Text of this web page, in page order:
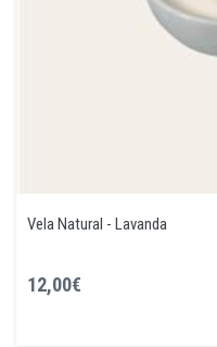
Vela Natural - Lavanda
12,00€